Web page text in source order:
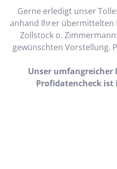
Gerne erledigt unser
anhand Ihrer übermittelten
Zollstock o.
gewünschten Vorstellung.
Unser umfangreicher
Profidatencheck